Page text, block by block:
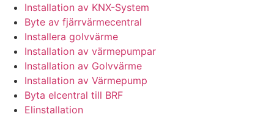
Installation av KNX-System
Byte av fjärrvärmecentral
Installera golvvärme
Installation av värmepumpar
Installation av Golvvärme
Installation av Värmepump
Byta elcentral till BRF
Elinstallation